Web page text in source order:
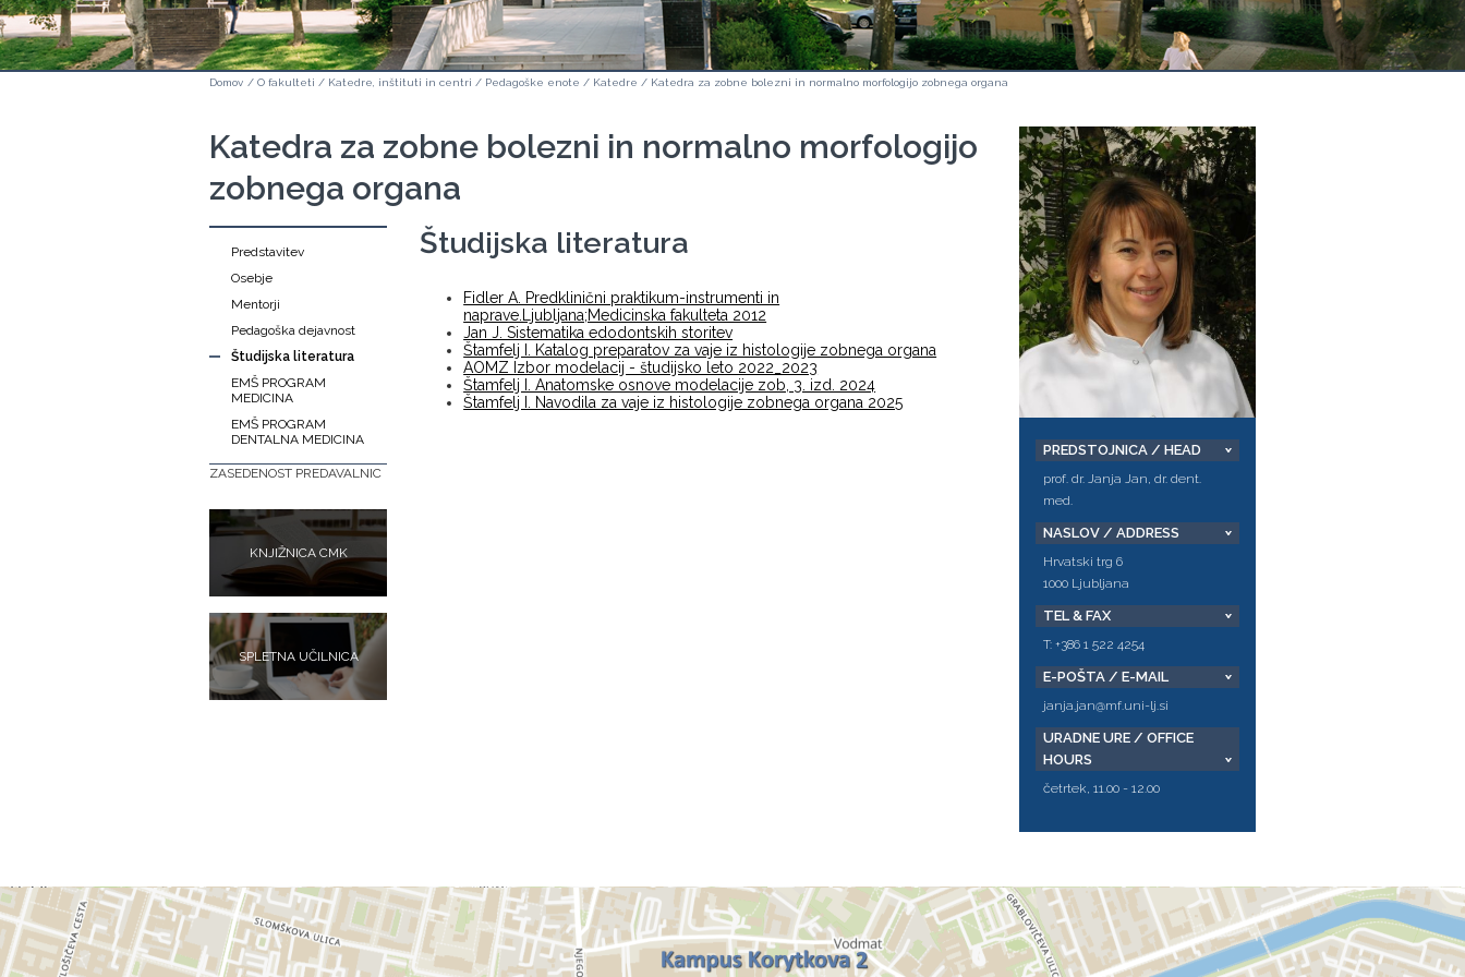
Domov / O fakulteti / Katedre, inštituti in centri / Pedagoške enote / Katedre / Katedra za zobne bolezni in normalno morfologijo zobnega organa
Katedra za zobne bolezni in normalno morfologijo
zobnega organa
Predstavitev
Osebje
Mentorji
Pedagoška dejavnost
Študijska literatura
EMŠ PROGRAM
MEDICINA
EMŠ PROGRAM
DENTALNA MEDICINA
ZASEDENOST PREDAVALNIC
KNJIŽNICA CMK
SPLETNA UČILNICA
Študijska literatura
Fidler A. Predklinični praktikum-instrumenti in
naprave.Ljubljana;Medicinska fakulteta 2012
Jan J. Sistematika edodontskih storitev
Štamfelj I. Katalog preparatov za vaje iz histologije zobnega organa
AOMZ Izbor modelacij - študijsko leto 2022_2023
Štamfelj I. Anatomske osnove modelacije zob, 3. izd. 2024
Štamfelj I. Navodila za vaje iz histologije zobnega organa 2025
PREDSTOJNICA / HEAD
prof. dr. Janja Jan, dr. dent.
med.
NASLOV / ADDRESS
Hrvatski trg 6
1000 Ljubljana
TEL & FAX
T: +386 1 522 4254
E-POŠTA / E-MAIL
janja.jan@mf.uni-lj.si
URADNE URE / OFFICE
HOURS
četrtek, 11.00 - 12.00